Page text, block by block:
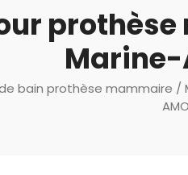
Marine-
bain prothèse mammaire /